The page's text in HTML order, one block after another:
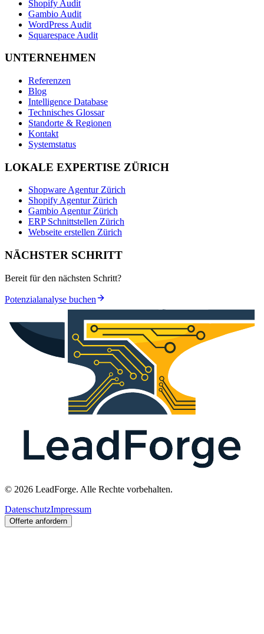
Shopify Audit
Gambio Audit
WordPress Audit
Squarespace Audit
UNTERNEHMEN
Referenzen
Blog
Intelligence Database
Technisches Glossar
Standorte & Regionen
Kontakt
Systemstatus
LOKALE EXPERTISE ZÜRICH
Shopware Agentur Zürich
Shopify Agentur Zürich
Gambio Agentur Zürich
ERP Schnittstellen Zürich
Webseite erstellen Zürich
NÄCHSTER SCHRITT
Bereit für den nächsten Schritt?
Potenzialanalyse buchen
© 2026 LeadForge. Alle Rechte vorbehalten.
DatenschutzImpressum
Offerte anfordern